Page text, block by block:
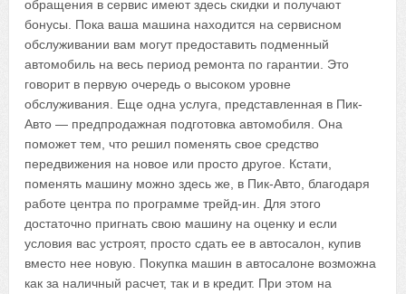
обращения в сервис имеют здесь скидки и получают
бонусы. Пока ваша машина находится на сервисном
обслуживании вам могут предоставить подменный
автомобиль на весь период ремонта по гарантии. Это
говорит в первую очередь о высоком уровне
обслуживания. Еще одна услуга, представленная в Пик-
Авто — предпродажная подготовка автомобиля. Она
поможет тем, что решил поменять свое средство
передвижения на новое или просто другое. Кстати,
поменять машину можно здесь же, в Пик-Авто, благодаря
работе центра по программе трейд-ин. Для этого
достаточно пригнать свою машину на оценку и если
условия вас устроят, просто сдать ее в автосалон, купив
вместо нее новую. Покупка машин в автосалоне возможна
как за наличный расчет, так и в кредит. При этом на